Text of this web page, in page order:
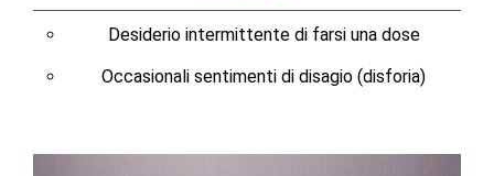
Desiderio intermittente di farsi una dose
Occasionali sentimenti di disagio (disforia)